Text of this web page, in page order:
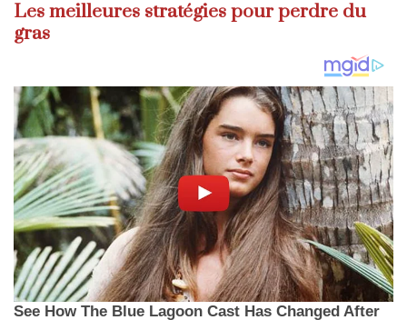
Les meilleures stratégies pour perdre du
gras